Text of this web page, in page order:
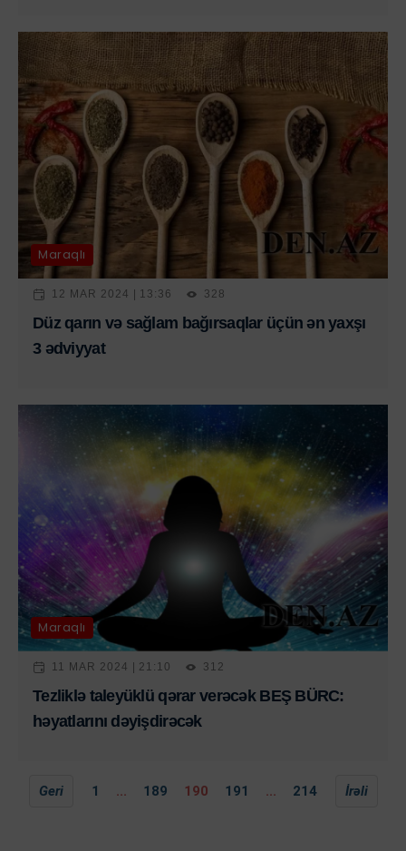
Maraqlı
12 MAR 2024 | 13:36 328
Düz qarın və sağlam bağırsaqlar üçün ən yaxşı
3 ədviyyat
Maraqlı
11 MAR 2024 | 21:10 312
Tezliklə taleyüklü qərar verəcək BEŞ BÜRC:
həyatlarını dəyişdirəcək
Geri 1 ... 189 190 191 ... 214 İrəli